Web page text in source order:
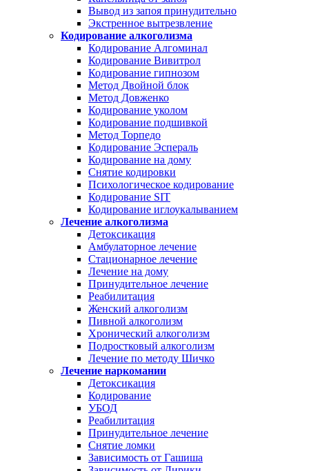
Вывод из запоя принудительно
Экстренное вытрезвление
Кодирование алкоголизма
Кодирование Алгоминал
Кодирование Вивитрол
Кодирование гипнозом
Метод Двойной блок
Метод Довженко
Кодирование уколом
Кодирование подшивкой
Метод Торпедо
Кодирование Эспераль
Кодирование на дому
Снятие кодировки
Психологическое кодирование
Кодирование SIT
Кодирование иглоукалыванием
Лечение алкоголизма
Детоксикация
Амбулаторное лечение
Стационарное лечение
Лечение на дому
Принудительное лечение
Реабилитация
Женский алкоголизм
Пивной алкоголизм
Хронический алкоголизм
Подростковый алкоголизм
Лечение по методу Шичко
Лечение наркомании
Детоксикация
Кодирование
УБОД
Реабилитация
Принудительное лечение
Снятие ломки
Зависимость от Гашиша